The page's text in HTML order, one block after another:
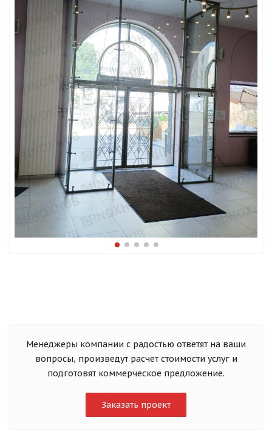
Менеджеры компании с радостью ответят на ваши
вопросы, произведут расчет стоимости услуг и
подготовят коммерческое предложение.
Заказать проект